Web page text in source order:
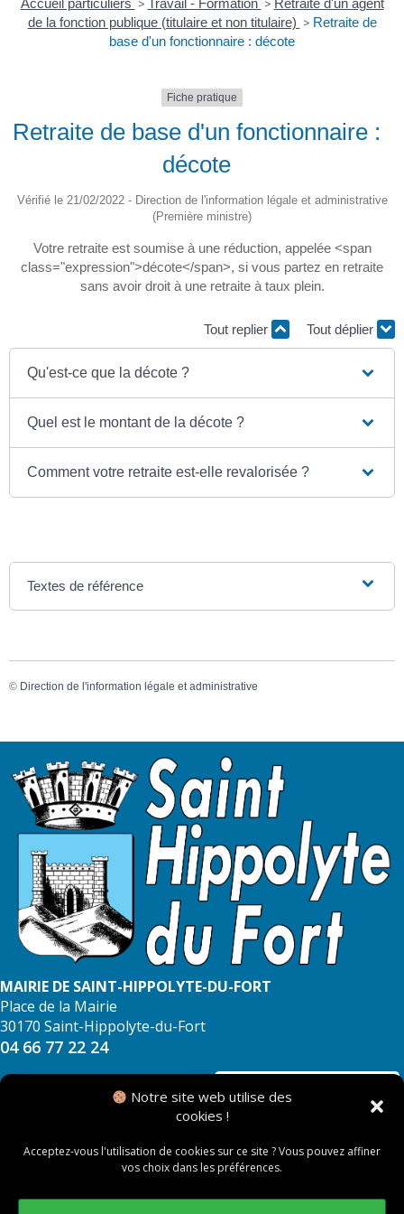
Notre site web utilise des
cookies !
Acceptez-vous l'utilisation de cookies sur ce site ? Vous pouvez affiner
vos choix dans les préférences.
Accueil particuliers > Travail - Formation > Retraite d'un agent
de la fonction publique (titulaire et non titulaire) > Retraite de
base d'un fonctionnaire : décote
Fiche pratique
Retraite de base d'un fonctionnaire :
décote
Vérifié le 21/02/2022 - Direction de l'information légale et administrative
(Première ministre)
Votre retraite est soumise à une réduction, appelée <span
class="expression">décote</span>, si vous partez en retraite
sans avoir droit à une retraite à taux plein.
Tout replier Tout déplier
Qu'est-ce que la décote ?
Quel est le montant de la décote ?
Comment votre retraite est-elle revalorisée ?
Textes de référence
© Direction de l'information légale et administrative
MAIRIE DE SAINT-HIPPOLYTE-DU-FORT
Place de la Mairie
30170 Saint-Hippolyte-du-Fort
04 66 77 22 24
NOUS CONTACTER